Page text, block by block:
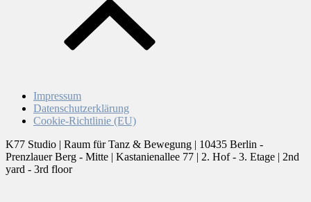
Impressum
Datenschutzerklärung
Cookie-Richtlinie (EU)
K77 Studio | Raum für Tanz & Bewegung | 10435 Berlin -
Prenzlauer Berg - Mitte | Kastanienallee 77 | 2. Hof - 3. Etage | 2nd
yard - 3rd floor